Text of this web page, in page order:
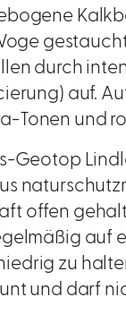
durch
auf.
Tonen und
Geotop
offen
auf
zu
und darf